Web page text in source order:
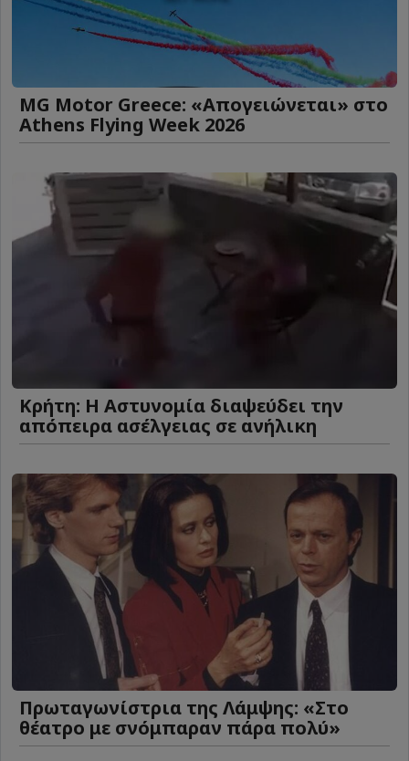
MG Motor Greece: «Απογειώνεται» στο
Athens Flying Week 2026
Κρήτη: Η Αστυνομία διαψεύδει την
απόπειρα ασέλγειας σε ανήλικη
Πρωταγωνίστρια της Λάμψης: «Στο
θέατρο με σνόμπαραν πάρα πολύ»